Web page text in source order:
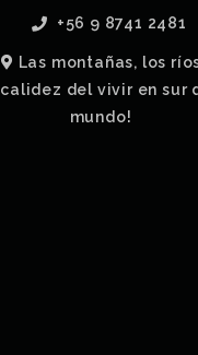
+56 9 8741 2481
Las montañas, los
calidez del vivir en sur
mundo!